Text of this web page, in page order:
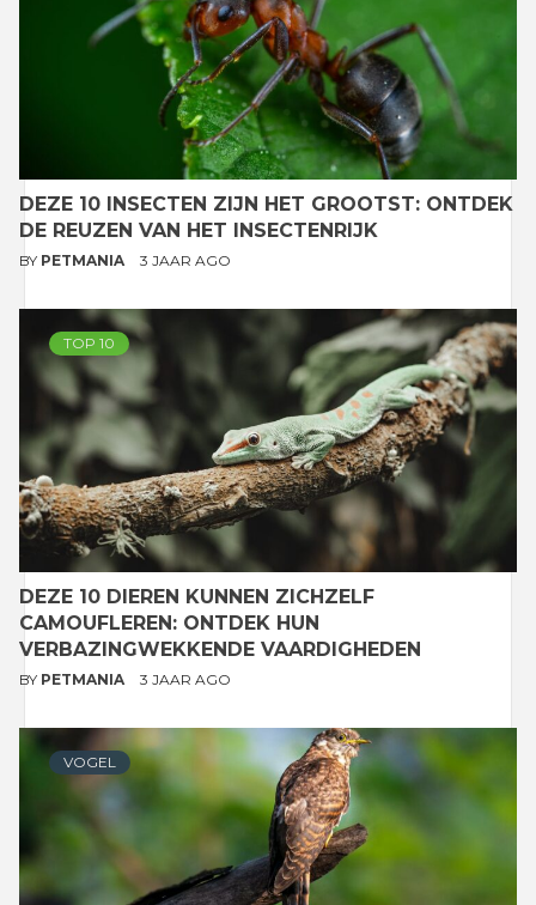
DEZE 10 INSECTEN ZIJN HET GROOTST: ONTDEK
DE REUZEN VAN HET INSECTENRIJK
BY PETMANIA 3 JAAR AGO
TOP 10
DEZE 10 DIEREN KUNNEN ZICHZELF
CAMOUFLEREN: ONTDEK HUN
VERBAZINGWEKKENDE VAARDIGHEDEN
BY PETMANIA 3 JAAR AGO
VOGEL